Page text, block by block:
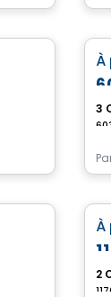
Maison
À
3
Maison
À
2